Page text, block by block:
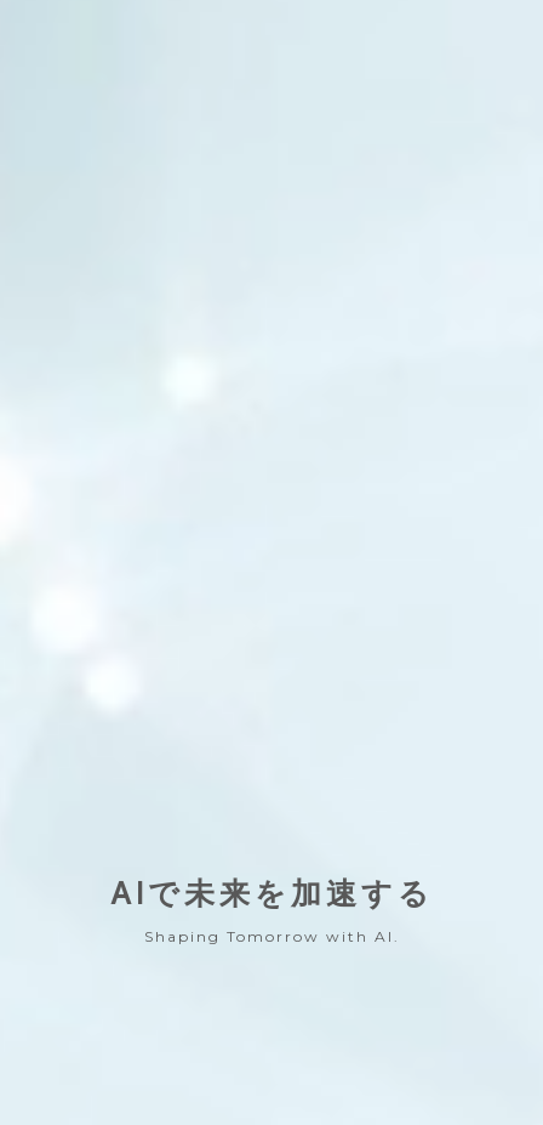
AIで未来を加速する
Shaping Tomorrow with AI.